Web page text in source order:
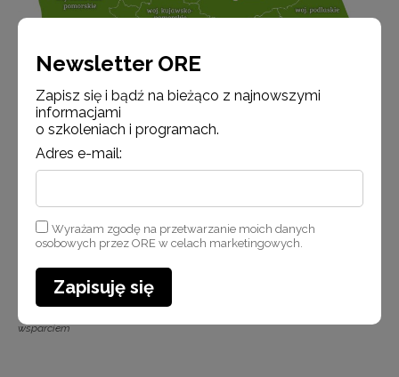
Mapa SCWEW w Polsce z liczbą placówek ogólnodostępnych objętych
wsparciem
Newsletter ORE
Zapisz się i bądź na bieżąco z najnowszymi
informacjami
o szkoleniach i programach.
Adres e-mail:
Wyrażam zgodę na przetwarzanie moich danych
osobowych przez ORE w celach marketingowych.
Zapisuję się